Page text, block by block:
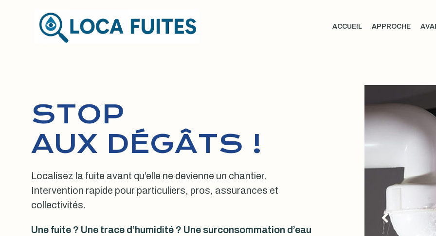
ACCUEIL APPROCHE
STOP
AUX DÉGÂTS !
Localisez la fuite avant qu’elle ne devienne un chantier.
Intervention rapide pour particuliers, pros, assurances et
collectivités.
Une fuite ? Une trace d’humidité ? Une surconsommation d’eau